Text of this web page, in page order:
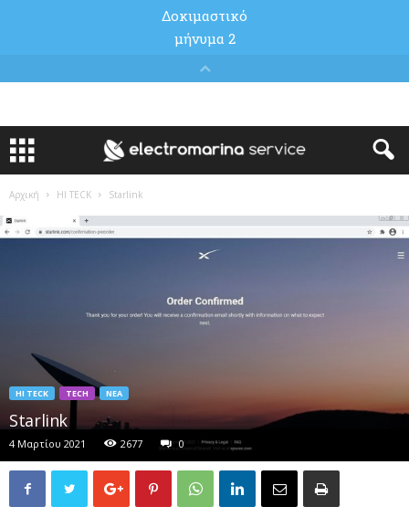
Αρχική HI TECK Starlink
HI TECK TECH ΝΈΑ
Starlink
4 Μαρτίου 2021 2677 0